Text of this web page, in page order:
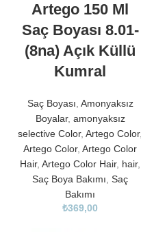
Artego 150 Ml
Saç Boyası 8.01-
(8na) Açık Küllü
Kumral
Saç Boyası Amonyaksız
Boyalar, amonyaksız
selective Color, Artego Color,
Artego Color, Artego Color
Hair, Artego Color Hair, hair,
Saç Boya Bakımı Saç
Bakımı
₺369,00